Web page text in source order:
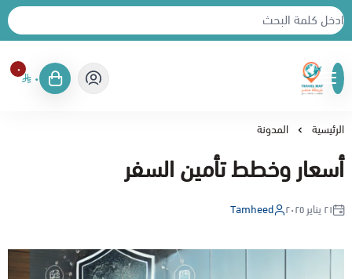
خريطة سفر
٠
٠
الرئيسية المدونة
أسعار وخطط تأمين السفر
٢١ يناير ٢٠٢٥ Tamheed